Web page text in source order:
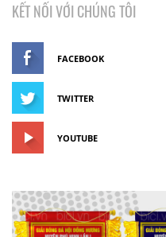
KẾT NỐI VỚI CHÚNG TÔI
FACEBOOK
TWITTER
YOUTUBE